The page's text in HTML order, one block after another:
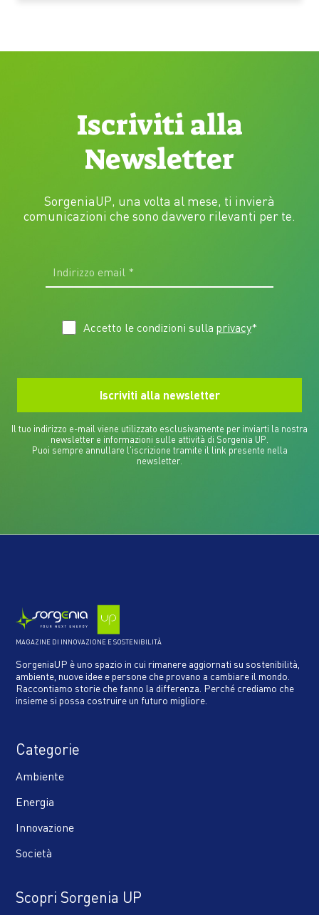
Iscriviti alla
Newsletter
SorgeniaUP, una volta al mese, ti invierà
comunicazioni che sono davvero rilevanti per te.
Accetto le condizioni sulla privacy*
Il tuo indirizzo e-mail viene utilizzato esclusivamente per inviarti la nostra
newsletter e informazioni sulle attività di Sorgenia UP.
Puoi sempre annullare l'iscrizione tramite il link presente nella
newsletter.
MAGAZINE DI INNOVAZIONE E SOSTENIBILITÀ
SorgeniaUP è uno spazio in cui rimanere aggiornati su sostenibilità,
ambiente, nuove idee e persone che provano a cambiare il mondo.
Raccontiamo storie che fanno la differenza. Perché crediamo che
insieme si possa costruire un futuro migliore.
Categorie
Ambiente
Energia
Innovazione
Società
Scopri Sorgenia UP